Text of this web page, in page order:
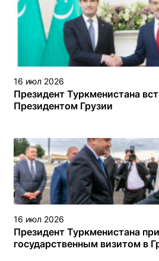
16 июл 2026
Президент Туркменистана
Президентом Грузии
16 июл 2026
Президент Туркменистана
государственным визитом в